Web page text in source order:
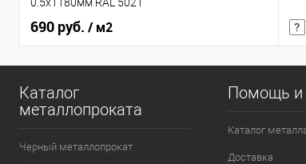
690 руб. / м2
Каталог
металлопроката
Черный металлопрокат
Помощь и
Каталог
Доставка